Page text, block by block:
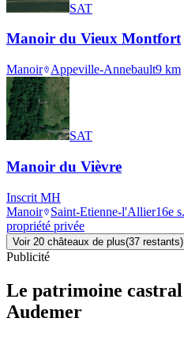
SAT
Manoir du Vieux Montfort
Manoir Appeville-Annebault9 km
SAT
Manoir du Vièvre
Inscrit MH
Manoir
Saint-Etienne-l'Allier16e s.
propriété privée
Voir 20 châteaux de plus(37 restants)
Publicité
Le patrimoine
Audemer